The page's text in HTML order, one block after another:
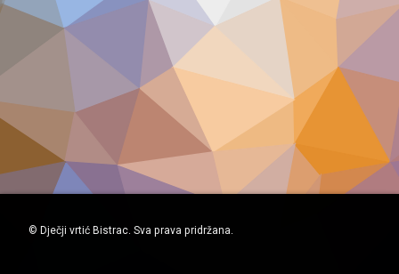
© Dječji vrtić Bistrac. Sva prava pridržana.